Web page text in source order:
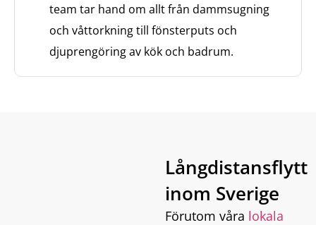
team tar hand om allt från dammsugning
och våttorkning till fönsterputs och
djuprengöring av kök och badrum.
Långdistansflytt
inom Sverige
Förutom våra lokala